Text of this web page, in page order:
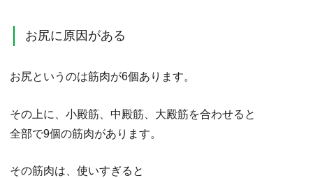
お尻に原因がある
お尻というのは筋肉が6個あります。
その上に、小殿筋、中殿筋、大殿筋を合わせると
全部で9個の筋肉があります。
その筋肉は、使いすぎると